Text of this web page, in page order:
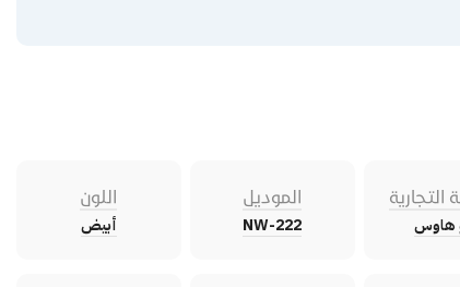
التجارية
هاوس
الموديل
NW-222
اللون
أبيض